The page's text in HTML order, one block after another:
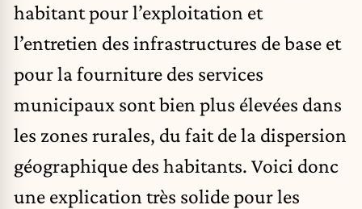
habitant pour l’exploitation et
l’entretien des infrastructures de base et
pour la fourniture des services
municipaux sont bien plus élevées dans
les zones rurales, du fait de la dispersion
géographique des habitants. Voici donc
une explication très solide pour les